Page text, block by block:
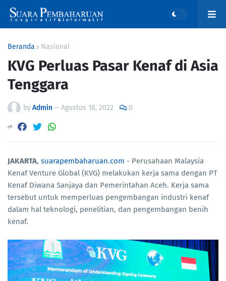
Beranda Nasional
KVG Perluas Pasar Kenaf di Asia
Tenggara
byAdmin—Agustus 18, 2022 0
JAKARTA, suarapembaharuan.com - Perusahaan Malaysia
Kenaf Venture Global (KVG) melakukan kerja sama dengan PT
Kenaf Diwana Sanjaya dan Pemerintahan Aceh. Kerja sama
tersebut untuk memperluas pengembangan industri kenaf
dalam hal teknologi, penelitian, dan pengembangan benih
kenaf.